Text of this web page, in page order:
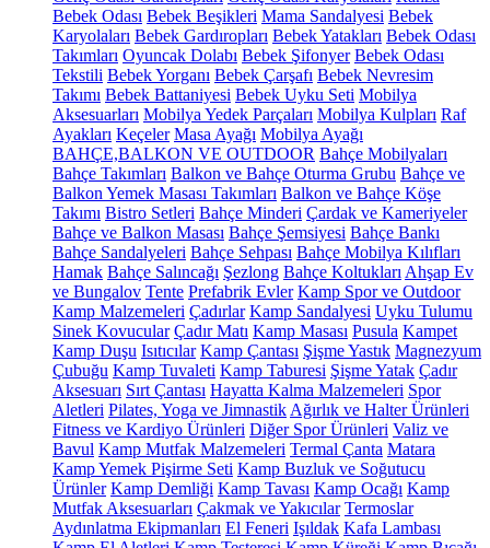
Bebek Odası Bebek Beşikleri Mama Sandalyesi Bebek
Karyolaları Bebek Gardıropları Bebek Yatakları Bebek Odası
Takımları Oyuncak Dolabı Bebek Şifonyer Bebek Odası
Tekstili Bebek Yorganı Bebek Çarşafı Bebek Nevresim
Takımı Bebek Battaniyesi Bebek Uyku Seti Mobilya
Aksesuarları Mobilya Yedek Parçaları Mobilya Kulpları Raf
Ayakları Keçeler Masa Ayağı Mobilya Ayağı
BAHÇE,BALKON VE OUTDOOR Bahçe Mobilyaları
Bahçe Takımları Balkon ve Bahçe Oturma Grubu Bahçe ve
Balkon Yemek Masası Takımları Balkon ve Bahçe Köşe
Takımı Bistro Setleri Bahçe Minderi Çardak ve Kameriyeler
Bahçe ve Balkon Masası Bahçe Şemsiyesi Bahçe Bankı
Bahçe Sandalyeleri Bahçe Sehpası Bahçe Mobilya Kılıfları
Hamak Bahçe Salıncağı Şezlong Bahçe Koltukları Ahşap Ev
ve Bungalov Tente Prefabrik Evler Kamp Spor ve Outdoor
Kamp Malzemeleri Çadırlar Kamp Sandalyesi Uyku Tulumu
Sinek Kovucular Çadır Matı Kamp Masası Pusula Kampet
Kamp Duşu Isıtıcılar Kamp Çantası Şişme Yastık Magnezyum
Çubuğu Kamp Tuvaleti Kamp Taburesi Şişme Yatak Çadır
Aksesuarı Sırt Çantası Hayatta Kalma Malzemeleri Spor
Aletleri Pilates, Yoga ve Jimnastik Ağırlık ve Halter Ürünleri
Fitness ve Kardiyo Ürünleri Diğer Spor Ürünleri Valiz ve
Bavul Kamp Mutfak Malzemeleri Termal Çanta Matara
Kamp Yemek Pişirme Seti Kamp Buzluk ve Soğutucu
Ürünler Kamp Demliği Kamp Tavası Kamp Ocağı Kamp
Mutfak Aksesuarları Çakmak ve Yakıcılar Termoslar
Aydınlatma Ekipmanları El Feneri Işıldak Kafa Lambası